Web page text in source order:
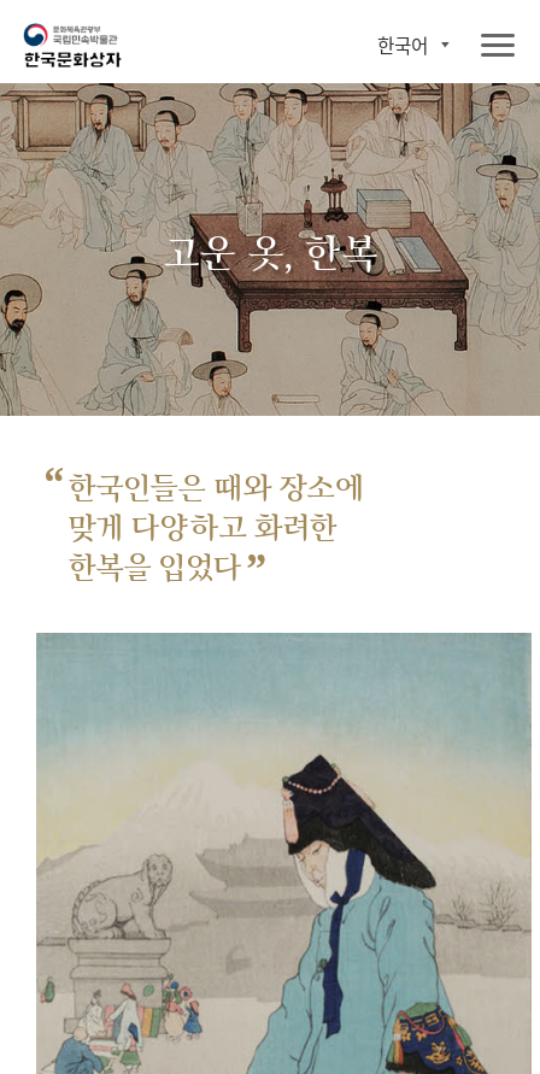
한국어
고운 옷, 한복
“한국인들은 때와 장소에
맞게 다양하고 화려한
한복을 입었다”